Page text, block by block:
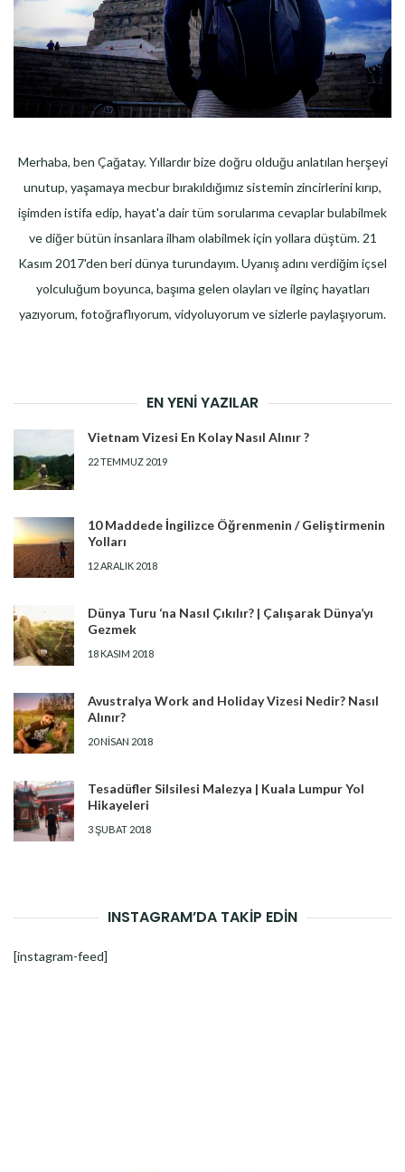
Merhaba, ben Çağatay. Yıllardır bize doğru olduğu anlatılan herşeyi
unutup, yaşamaya mecbur bırakıldığımız sistemin zincirlerini kırıp,
işimden istifa edip, hayat'a dair tüm sorularıma cevaplar bulabilmek
ve diğer bütün insanlara ilham olabilmek için yollara düştüm. 21
Kasım 2017'den beri dünya turundayım. Uyanış adını verdiğim içsel
yolculuğum boyunca, başıma gelen olayları ve ilginç hayatları
yazıyorum, fotoğraflıyorum, vidyoluyorum ve sizlerle paylaşıyorum.
EN YENI YAZILAR
Vietnam Vizesi En Kolay Nasıl Alınır ?
22 TEMMUZ 2019
10 Maddede İngilizce Öğrenmenin / Geliştirmenin
Yolları
12 ARALIK 2018
Dünya Turu ‘na Nasıl Çıkılır? | Çalışarak Dünya’yı
Gezmek
18 KASIM 2018
Avustralya Work and Holiday Vizesi Nedir? Nasıl
Alınır?
20 NISAN 2018
Tesadüfler Silsilesi Malezya | Kuala Lumpur Yol
Hikayeleri
3 ŞUBAT 2018
INSTAGRAM’DA TAKİP EDİN
[instagram-feed]